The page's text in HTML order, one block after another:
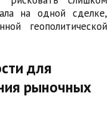
на одной сделке,
геополитической
для
рыночных